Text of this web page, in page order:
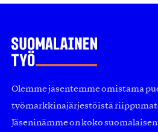
Olemme jäsentemme omistama
työmarkkinajärjestöistä
Jäseninämme on koko